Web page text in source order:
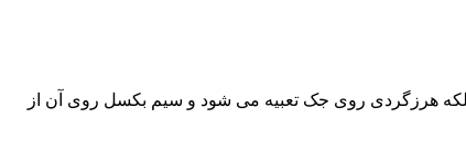
هرزگردی روی جک تعبیه می شود و سیم بکسل روی آن از